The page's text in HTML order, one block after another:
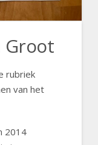
Groot
rubriek
van het
2014